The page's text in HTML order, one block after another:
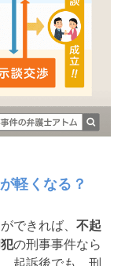
軽くなる？
できれば、 不起
の刑事事件なら
起訴後でも、刑